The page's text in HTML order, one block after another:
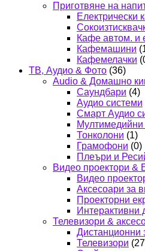
Приготвяне на
Електрически
Кафе автом. и
Кафемашини
Кафемелачки
ТВ, Аудио & Фото (36)
Audio & Домашно
Саундбари (4)
Аудио системи
Смарт Аудио
Тонколони (1)
Грамофони (0)
Плеъри и
Видео проектори &
Видео
Аксесоари за
Проекторни
Интерактивни
Телевизори &
Дистанционни
Телевизори